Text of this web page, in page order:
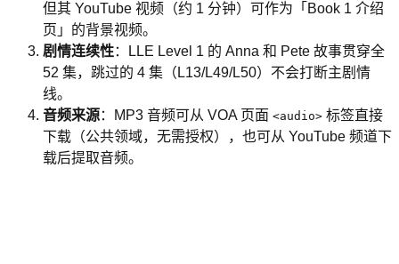
但其 YouTube 视频（约 1 分钟）可作为「Book 1 介绍
页」的背景视频。
剧情连续性：LLE Level 1 的 Anna 和 Pete 故事贯穿全
52 集，跳过的 4 集（L13/L49/L50）不会打断主剧情
线。
音频来源：MP3 音频可从 VOA 页面 <audio> 标签直接
下载（公共领域，无需授权），也可从 YouTube 频道下
载后提取音频。